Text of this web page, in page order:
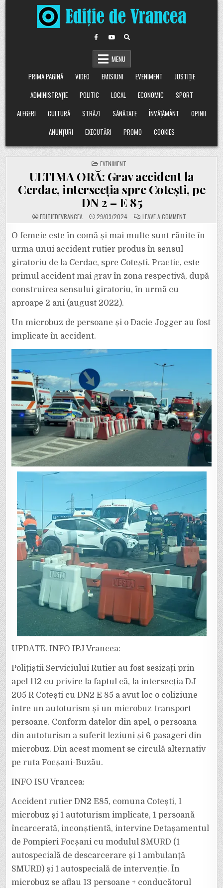
Skip
to
content
MENU
PRIMA PAGINĂ
VIDEO EMISIUNI EVENIMENT
JUSTIȚIE
ADMINISTRAȚIE
POLITIC LOCAL ECONOMIC
SPORT
ALEGERI
CULTURĂ STRĂZI SĂNĂTATE ÎNVĂȚĂMÂNT
OPINII
ANUNȚURI
EXECUTĂRI PROMO COOKIES
POSTED
IN
EVENIMENT
ULTIMA ORĂ: Grav accident la
Cerdac, intersecția spre Cotești, pe
DN 2 – E 85
EDITIEDEVRANCEA 29/03/2024 LEAVE A COMMENTON
ULTIMA
GRAV
ACCIDENT
INTERSECȚIA
SPRE
PE
DN
O femeie este în comă și mai multe sunt rănite în
urma unui accident rutier produs în sensul
giratoriu de la Cerdac, spre Cotești. Practic, este
primul accident mai grav în zona respectivă, după
construirea sensului giratoriu, în urmă cu
aproape 2 ani (august 2022).
Un microbuz de persoane și o Dacie Jogger au fost
implicate în accident.
UPDATE. INFO IPJ Vrancea:
Polițiștii Serviciului Rutier au fost sesizați prin
apel 112 cu privire la faptul că, la intersecția DJ
205 R Cotești cu DN2 E 85 a avut loc o coliziune
între un autoturism și un microbuz transport
persoane. Conform datelor din apel, o persoana
din autoturism a suferit leziuni și 6 pasageri din
microbuz. Din acest moment se circulă alternativ
pe ruta Focșani-Buzău.
INFO ISU Vrancea:
Accident rutier DN2 E85, comuna Cotești, 1
microbuz și 1 autoturism implicate, 1 persoană
încarcerată, inconștientă, intervine Detașamentul
de Pompieri Focșani cu modulul SMURD (1
autospecială de descarcerare și 1 ambulanță
SMURD) și 1 autospecială de intervenție. În
microbuz se aflau 13 persoane + conducătorul